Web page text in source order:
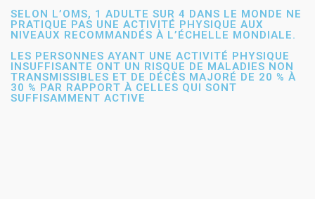
SELON L’OMS, 1 ADULTE SUR 4 DANS LE MONDE NE
PRATIQUE PAS UNE ACTIVITÉ PHYSIQUE AUX
NIVEAUX RECOMMANDÉS À L’ÉCHELLE MONDIALE.
LES PERSONNES AYANT UNE ACTIVITÉ PHYSIQUE
INSUFFISANTE ONT UN RISQUE DE MALADIES NON
TRANSMISSIBLES ET DE DÉCÈS MAJORÉ DE 20 % À
30 % PAR RAPPORT À CELLES QUI SONT
SUFFISAMMENT ACTIVE